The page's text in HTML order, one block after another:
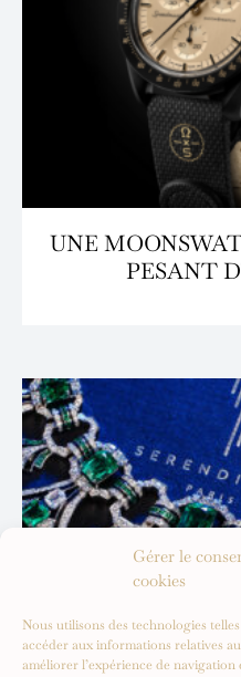
Gérer le
cookies
Nous utilisons des technologies
accéder aux informations relatives
améliorer l’expérience de
UNE
PESANT